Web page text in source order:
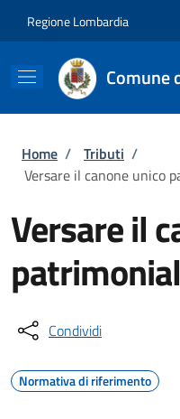
Regione Lombardia
Comune
Briciole di
Home / Tributi /
Versare il canone unico
Versare il
Condividi
Normativa di riferimento